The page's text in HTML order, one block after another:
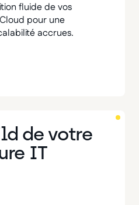
fluide de vos
pour une
accrues.
de votre
IT